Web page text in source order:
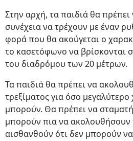
Στην αρχή, τα παιδιά θα
συνέχεια να τρέχουν με έναν
φορά που θα ακούγεται ο
το κασετόφωνο να βρίσκονται
του διαδρόμου των 20 μέτρων.
Τα παιδιά θα πρέπει να
τρεξίματος για όσο
μπορούν. Θα πρέπει να
μπορούν πια να ακολουθήσουν
αισθανθούν ότι δεν μπορούν